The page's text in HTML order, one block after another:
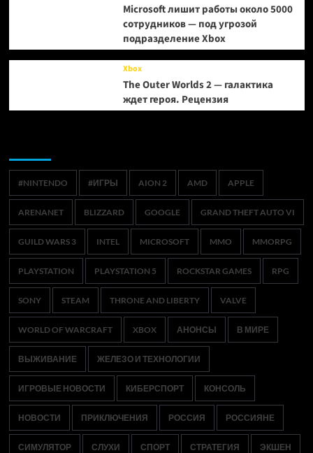
Microsoft лишит работы около 5000
сотрудников — под угрозой
подразделение Xbox
Xbox
The Outer Worlds 2 — галактика
ждет героя. Рецензия
#NINTENDO #ИГРЫ AION 2 AMD APPLE
ARENANET BLIZZARD GOOGLE GRAND THEFT AUTO VI
GUILD WARS 3 INTEL MICROSOFT MMO MMORPG
PLAYSTATION PLAYSTATION 5 ROCKSTAR GAMES RPG
SONY STEAM THRONE AND LIBERTY VALVE
WORLD OF WARCRAFT XBOX АНОНСЫ В МИРЕ
ВЫЖИВАНИЕ ЖЕЛЕЗО И ТЕХНОЛОГИИ
ИГРОВЫЕ НОВОСТИ КИБЕРСПОРТ КОНСОЛЬ
НОВОСТИ ПРИКЛЮЧЕНИЯ РОССИЯ РОССИЯНЕ
СИМУЛЯТОР СЛУХИ СПОРТ СТРАТЕГИЯ ЭКШЕН